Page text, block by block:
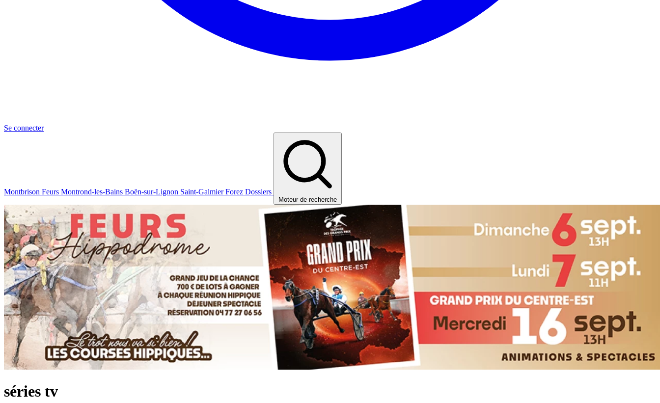
Se connecter
Montbrison Feurs Montrond-les-Bains Boën-sur-Lignon Saint-GalmierForez Dossiers
Moteur de recherche
séries tv